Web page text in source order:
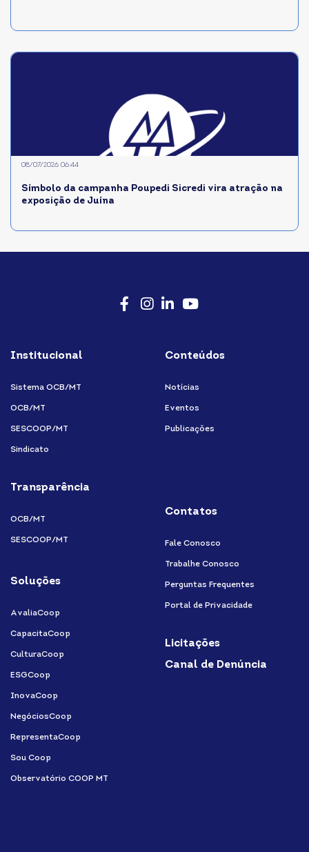
Símbolo da campanha Poupedi Sicredi vira atração na
exposição de Juína
08/07/2026 06:44
Institucional
Sistema OCB/MT
OCB/MT
SESCOOP/MT
Sindicato
Transparência
OCB/MT
SESCOOP/MT
Soluções
AvaliaCoop
CapacitaCoop
CulturaCoop
ESGCoop
InovaCoop
NegóciosCoop
RepresentaCoop
Sou Coop
Observatório COOP MT
Conteúdos
Notícias
Eventos
Publicações
Contatos
Fale Conosco
Trabalhe Conosco
Perguntas Frequentes
Portal de Privacidade
Licitações
Canal de Denúncia